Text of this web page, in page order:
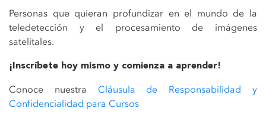
Personas que quieran profundizar en el mundo de la
teledetección y el procesamiento de imágenes
satelitales.
¡Inscríbete hoy mismo y comienza a aprender!
Conoce nuestra Cláusula de Responsabilidad y
Confidencialidad para Cursos